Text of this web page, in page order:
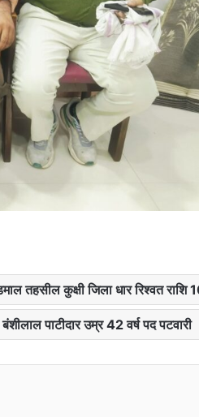
तहसील कुक्षी जिला धार रिश्वत राशि
पाटीदार उम्र 42 वर्ष पद पटवारी